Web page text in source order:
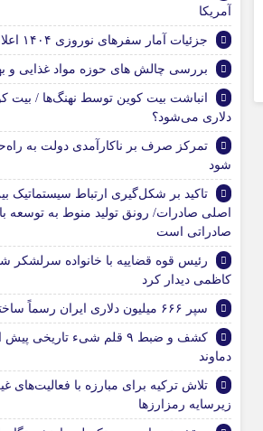
آمریکا
جزئیات آمار سفرهای نوروزی ۱۴۰۴ اعلام شد
بررسی چالش های حوزه مواد غذایی و
دلاری می‌شود؟
تمرکز صرف بر ناکارآمدی دولت به
شود
تاکید بر شکل‌گیری ارتباط سیستماتیک
اصلی صادرات/ رونق تولید منوط به توسعه
صادراتی است
رئیس قوه قضاییه با خانواده سرلشکر
کاظمی دیدار کرد
سپر ۶۶۶ میلیون دلاری ایران رسماً ساخته شد
کشف و ضبط ۹ قلم شیء تاریخی
دماوند
تلاش ترکیه برای مبارزه با فعالیت‌های
زیرسایه رمزارزها